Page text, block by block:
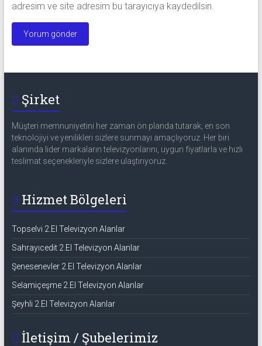
adresim ve site adresim bu tarayıcıya kaydedilsin.
Şirket
Müşteri memnuniyetini her zaman ön planda tutarak, en son
teknolojiyi ve yenilikleri sizlere sunmayı amaçlıyoruz. Her biri
alanında lider markaların televizyonlarını, uygun fiyatlarla ve hızlı
teslimat seçenekleriyle sizlere ulaştırıyoruz.
Hizmet Bölgeleri
Topselvi 2.El Televizyon Alanlar
Sahrayıcedit 2.El Televizyon Alanlar
Şenesenevler 2.El Televizyon Alanlar
Selamiçeşme 2.El Televizyon Alanlar
Şeyhli 2.El Televizyon Alanlar
İletişim / Şubelerimiz